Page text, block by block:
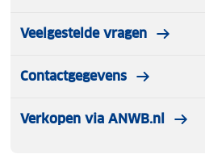
Veelgestelde vragen
Contactgegevens
Verkopen via ANWB.nl